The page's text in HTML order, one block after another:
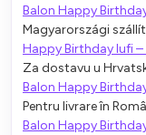
Balon Happy
Magyarországi
Happy Birthday lufi
Za dostavu u
Balon Happy
Pentru livrare în
Balon Happy